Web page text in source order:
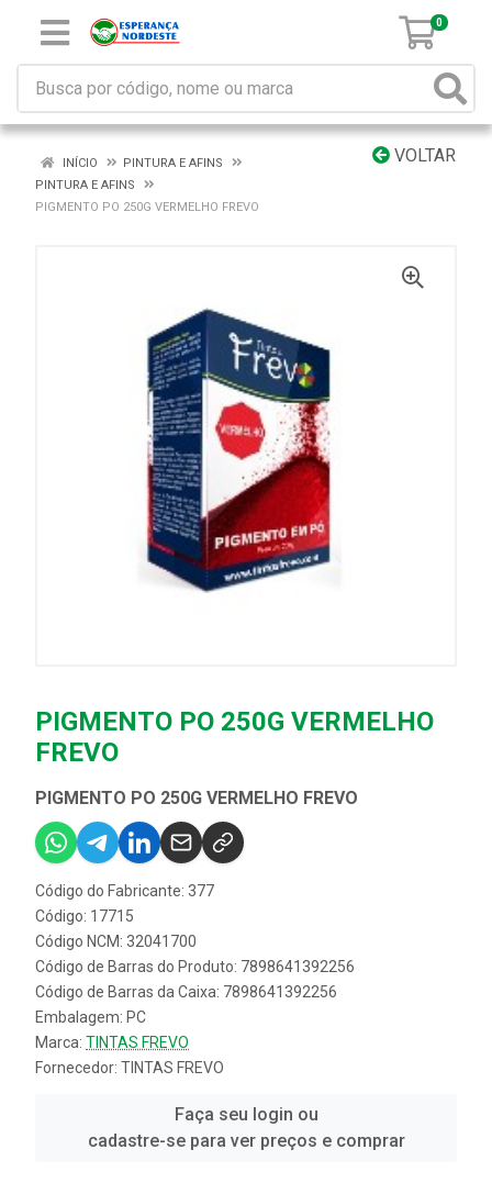
0
VOLTAR
INÍCIO
PINTURA E AFINS
PINTURA E AFINS
PIGMENTO PO 250G VERMELHO FREVO
PIGMENTO PO 250G VERMELHO
FREVO
PIGMENTO PO 250G VERMELHO FREVO
Código do Fabricante: 377
Código: 17715
Código NCM: 32041700
Código de Barras do Produto: 7898641392256
Código de Barras da Caixa: 7898641392256
Embalagem: PC
Marca: TINTAS FREVO
Fornecedor: TINTAS FREVO
Faça seu login ou
cadastre-se para ver preços e comprar